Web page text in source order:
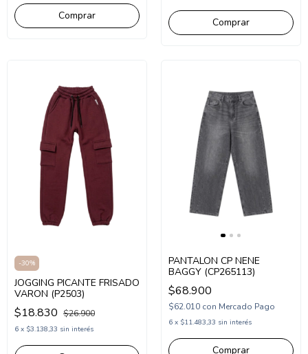
Comprar
Comprar
-30%
JOGGING PICANTE FRISADO
VARON (P2503)
$18.830 $26.900
6 x $3.138,33 sin interés
PANTALON CP NENE
BAGGY (CP265113)
$68.900
$62.010 con Mercado Pago
6 x $11.483,33 sin interés
Comprar